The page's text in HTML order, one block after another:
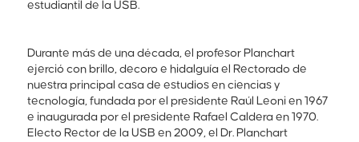
estudiantil de la USB.
Durante más de una década, el profesor Planchart
ejerció con brillo, decoro e hidalguía el Rectorado de
nuestra principal casa de estudios en ciencias y
tecnología, fundada por el presidente Raúl Leoni en 1967
e inaugurada por el presidente Rafael Caldera en 1970.
Electo Rector de la USB en 2009, el Dr. Planchart